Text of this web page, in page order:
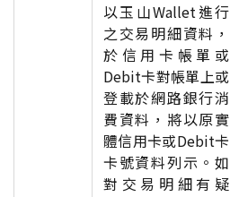
以玉山Wallet進行
之交易明細資料，
於信用卡帳單或
Debit卡對帳單上或
登載於網路銀行消
費資料，將以原實
體信用卡或Debit卡
卡號資料列示。如
對交易明細有疑